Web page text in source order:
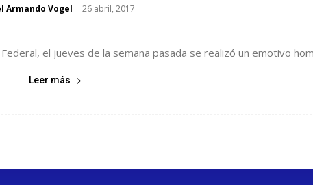
Armando Vogel - 26 abril, 2017
el jueves de la semana pasada se realizó un emotivo
Leer más